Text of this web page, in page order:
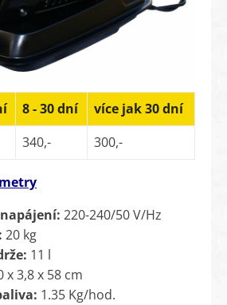
8 - 30 dní
více jak 30 dní
340,- 300,-
220-240/50 V/Hz
20 kg
11 l
x 3,8 x 58 cm
1.35 Kg/hod.